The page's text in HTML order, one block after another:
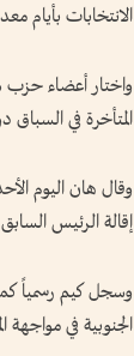
الانتخابات بأيام
واختار أعضاء
المتأخرة في
وقال هان اليوم
إقالة الرئيس
وسجل كيم رسمياً
الجنوبية في